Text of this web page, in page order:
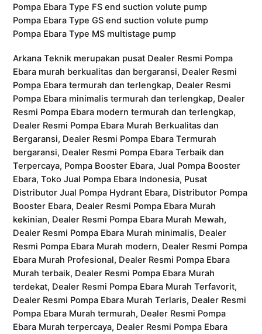
Pompa Ebara Type FS end suction volute pump
Pompa Ebara Type GS end suction volute pump
Pompa Ebara Type MS multistage pump
Arkana Teknik merupakan pusat Dealer Resmi Pompa
Ebara murah berkualitas dan bergaransi, Dealer Resmi
Pompa Ebara termurah dan terlengkap, Dealer Resmi
Pompa Ebara minimalis termurah dan terlengkap, Dealer
Resmi Pompa Ebara modern termurah dan terlengkap,
Dealer Resmi Pompa Ebara Murah Berkualitas dan
Bergaransi, Dealer Resmi Pompa Ebara Termurah
bergaransi, Dealer Resmi Pompa Ebara Terbaik dan
Terpercaya, Pompa Booster Ebara, Jual Pompa Booster
Ebara, Toko Jual Pompa Ebara Indonesia, Pusat
Distributor Jual Pompa Hydrant Ebara, Distributor Pompa
Booster Ebara, Dealer Resmi Pompa Ebara Murah
kekinian, Dealer Resmi Pompa Ebara Murah Mewah,
Dealer Resmi Pompa Ebara Murah minimalis, Dealer
Resmi Pompa Ebara Murah modern, Dealer Resmi Pompa
Ebara Murah Profesional, Dealer Resmi Pompa Ebara
Murah terbaik, Dealer Resmi Pompa Ebara Murah
terdekat, Dealer Resmi Pompa Ebara Murah Terfavorit,
Dealer Resmi Pompa Ebara Murah Terlaris, Dealer Resmi
Pompa Ebara Murah termurah, Dealer Resmi Pompa
Ebara Murah terpercaya, Dealer Resmi Pompa Ebara